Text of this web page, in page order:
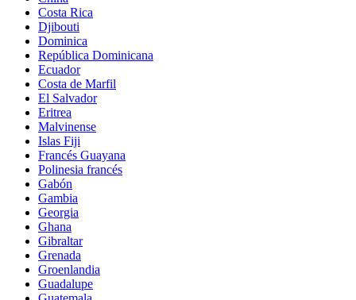
Costa Rica
Djibouti
Dominica
República Dominicana
Ecuador
Costa de Marfil
El Salvador
Eritrea
Malvinense
Islas Fiji
Francés Guayana
Polinesia francés
Gabón
Gambia
Georgia
Ghana
Gibraltar
Grenada
Groenlandia
Guadalupe